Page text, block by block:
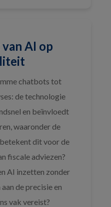
AI op
chatbots tot
de technologie
en beïnvloedt
waaronder de
dit voor de
fiscale adviezen?
AI inzetten zonder
de precisie en
vak vereist?